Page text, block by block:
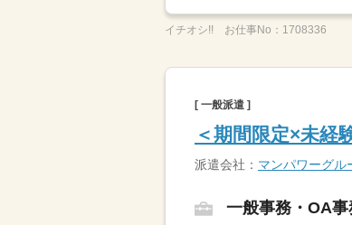
イチオシ!! お仕事No： 1708336
[ 一般派遣 ]
＜期間限定×未経
派遣会社： マンパワーグル
一般事務・OA事